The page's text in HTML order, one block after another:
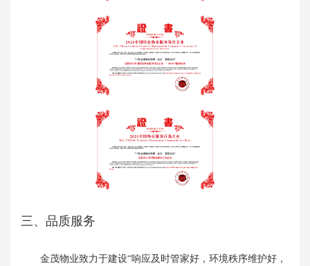
三、品质服务
金茂物业致力于建设“响应及时管家好，环境秩序维护好，